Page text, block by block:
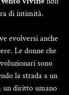
di intimità.
evolversi anche
Le donne che
sono
la strada a un
un diritto umano